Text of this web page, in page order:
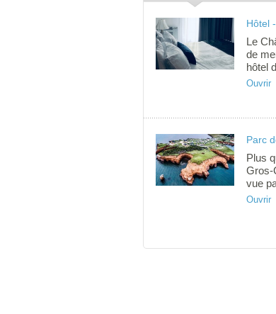
Hôtel
Le
de
hôtel
Ouvrir
Parc
Plus
Gros-
vue
peut
votre
Ouvrir